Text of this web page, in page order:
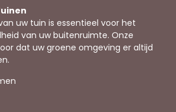
uw tuin is essentieel voor het
van uw buitenruimte. Onze
dat uw groene omgeving er altijd